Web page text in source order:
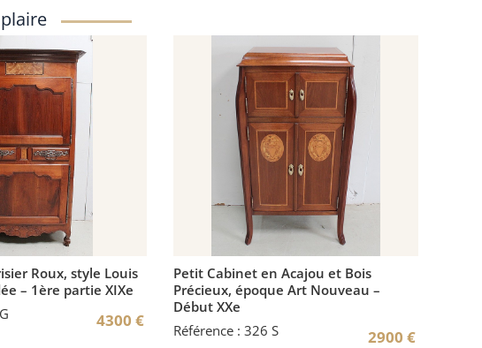
Roux, style Louis
– 1ère partie XIXe
4300 €
Petit Cabinet en Acajou et Bois
Précieux, époque Art Nouveau –
Début XXe
Référence : 326 S
2900€